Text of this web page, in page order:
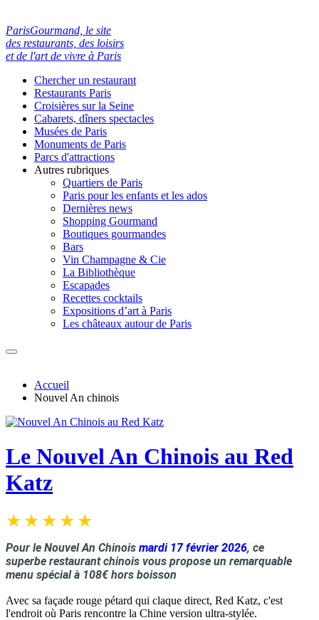
ParisGourmand, le site
des restaurants, des loisirs
et de l'art de vivre à Paris
Chercher un restaurant
Restaurants Paris
Croisières sur la Seine
Cabarets, dîners spectacles
Musées de Paris
Monuments de Paris
Parcs d'attractions
Autres rubriques
Quartiers de Paris
Paris pour les enfants et les ados
Dernières news
Shopping Gourmand
Boutiques gourmandes
Bars
Vin Champagne & Cie
La Bibliothèque
Escapades
Recettes cocktails
Expositions d’art à Paris
Les châteaux autour de Paris
Accueil
Nouvel An chinois
Le Nouvel An Chinois au Red
Katz
Pour le Nouvel An Chinois mardi 17 février 2026, ce
superbe restaurant chinois vous propose un remarquable
menu spécial à 108€ hors boisson
Avec sa façade rouge pétard qui claque direct, Red Katz, c'est
l'endroit où Paris rencontre la Chine version ultra-stylée.